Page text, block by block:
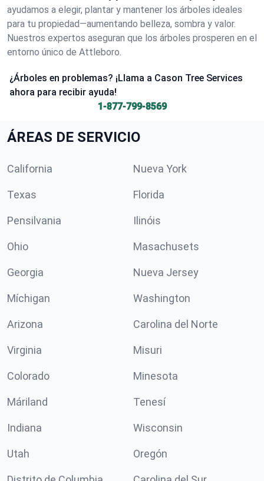
ayudamos a elegir, plantar y mantener los árboles ideales
para tu propiedad—aumentando belleza, sombra y valor.
Nuestros expertos aseguran que los árboles prosperen en el
entorno único de Attleboro.
¿Árboles en problemas? ¡Llama a Cason Tree Services
ahora para recibir ayuda!
1-877-799-8569
ÁREAS DE SERVICIO
California Nueva York
Texas Florida
Pensilvania Ilinóis
Ohio Masachusets
Georgia Nueva Jersey
Míchigan Washington
Arizona Carolina del Norte
Virginia Misuri
Colorado Minesota
Máriland Tenesí
Indiana Wisconsin
Utah Oregón